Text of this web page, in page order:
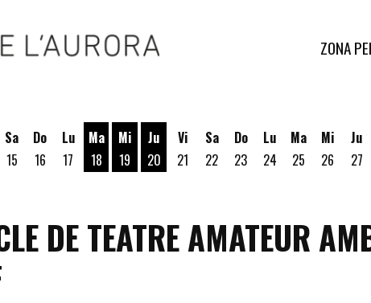
ZONA
Sa
15
Do
16
Lu
17
Ma
18
Mi
19
Ju
20
Vi
21
Sa
22
Do
23
Lu
24
Ma
25
Mi
26
Ju
27
DE TEATRE AMATEUR